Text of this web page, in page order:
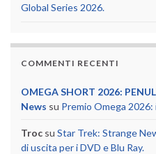
Global Series 2026.
COMMENTI RECENTI
OMEGA SHORT 2026:
News su Premio Omega
Troc su Star Trek: Strange
di uscita per i DVD e Blu Ray.